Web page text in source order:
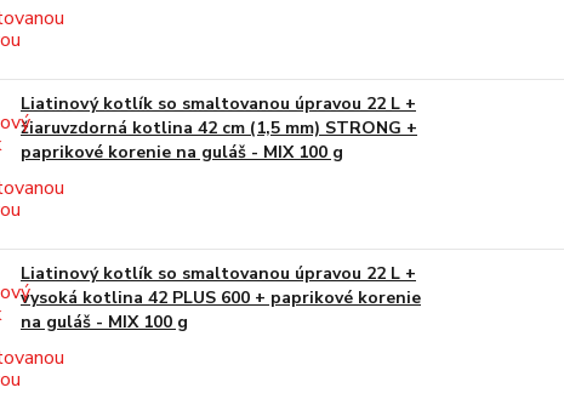
Liatinový kotlík so smaltovanou úpravou 22 L +
žiaruvzdorná kotlina 42 cm (1,5 mm) STRONG +
paprikové korenie na guláš - MIX 100 g
Liatinový kotlík so smaltovanou úpravou 22 L +
vysoká kotlina 42 PLUS 600 + paprikové korenie
na guláš - MIX 100 g